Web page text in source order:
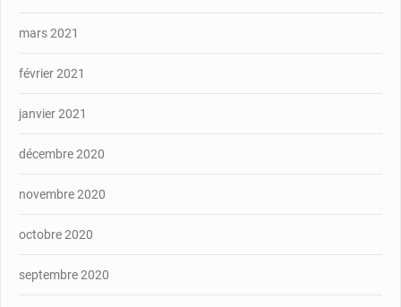
mars 2021
février 2021
janvier 2021
décembre 2020
novembre 2020
octobre 2020
septembre 2020